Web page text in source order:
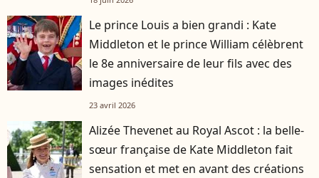
Le prince Louis a bien grandi : Kate
Middleton et le prince William célèbrent
le 8e anniversaire de leur fils avec des
images inédites
23 avril 2026
Alizée Thevenet au Royal Ascot : la belle-
sœur française de Kate Middleton fait
sensation et met en avant des créations